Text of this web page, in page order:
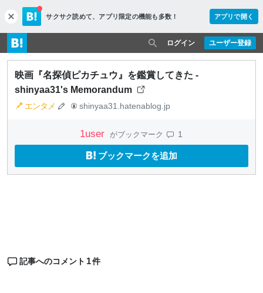
c
l
o
s
e
サクサク読めて、 アプリ限定の機能も多数！ アプリで開く
ユーザー登録
ログイン
映画『名探偵ピカチュウ』を鑑賞してきた -
shinyaa31's Memorandum
エンタメ shinyaa31.hatenablog.jp
1user がブックマーク 1
ブックマークを追加
記事へのコメント 1件